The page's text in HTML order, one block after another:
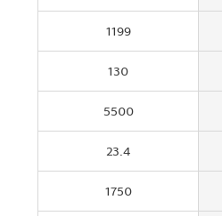
1199
130
5500
23.4
1750